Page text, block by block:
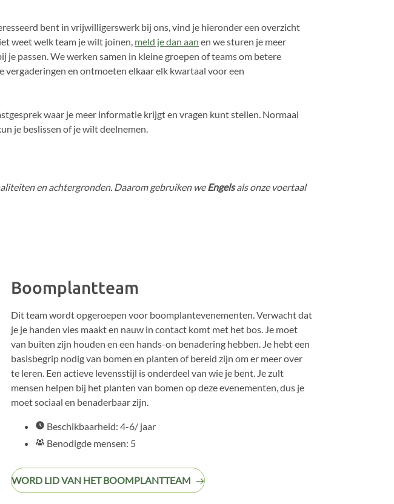
bent in vrijwilligerswerk bij ons, vind je hieronder een overzicht
weet welk team je wilt joinen, meld je dan aan en we sturen je meer
je passen. We werken samen in kleine groepen of teams om betere
en ontmoeten elkaar elk kwartaal voor een
waar je meer informatie krijgt en vragen kunt stellen. Normaal
je beslissen of je wilt deelnemen.
en achtergronden. Daarom gebruiken weEngelsals onze voertaal
Boomplantteam
Dit team wordt opgeroepen voor boomplantevenementen. Verwacht dat
je je handen vies maakt en nauw in contact komt met het bos. Je moet
van buiten zijn houden en een hands-on benadering hebben. Je hebt een
basisbegrip nodig van bomen en planten of bereid zijn om er meer over
te leren. Een actieve levensstijl is onderdeel van wie je bent. Je zult
mensen helpen bij het planten van bomen op deze evenementen, dus je
moet sociaal en benaderbaar zijn.
Beschikbaarheid: 4-6/ jaar
Benodigde mensen: 5
WORD LID VAN HET BOOMPLANTTEAM